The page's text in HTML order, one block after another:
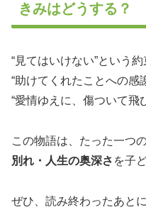
きみはどうする？
“見てはいけない”という約
“助けてくれたことへの感謝
“愛情ゆえに、傷ついて飛
この物語は、たった一つ
別れ・人生の奥深さ を子
ぜひ、読み終わったあと